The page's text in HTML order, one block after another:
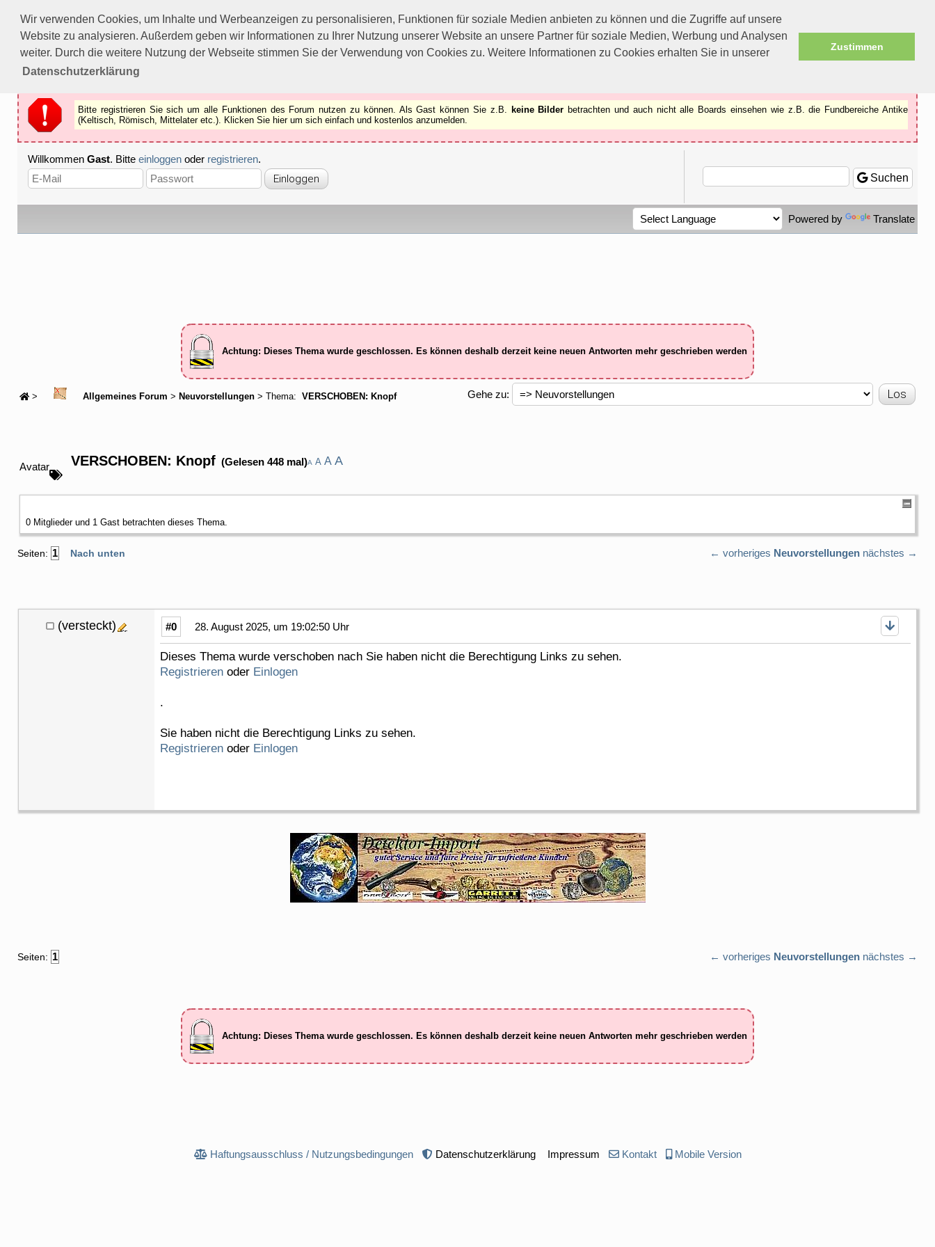
Wir verwenden Cookies, um Inhalte und Werbeanzeigen zu personalisieren, Funktionen für soziale Medien anbieten zu können und die Zugriffe auf unsere
Website zu analysieren. Außerdem geben wir Informationen zu Ihrer Nutzung unserer Website an unsere Partner für soziale Medien, Werbung und Analysen
weiter. Durch die weitere Nutzung der Webseite stimmen Sie der Verwendung von Cookies zu. Weitere Informationen zu Cookies erhalten Sie in unserer
Datenschutzerklärung
Zustimmen
Bitte registrieren Sie sich um alle Funktionen des Forums nutzen zu können.
Als Gast können Sie z.B.keine Bilderbetrachten.
Registrieren
Schliessen
Bitte registrieren Sie sich um alle Funktionen des Forum nutzen zu können. Als Gast können Sie z.B. keine Bilder betrachten und auch nicht alle Boards einsehen wie z.B. die Fundbereiche Antike
(Keltisch, Römisch, Mittelater etc.). Klicken Sie hier um sich einfach und kostenlos anzumelden.
Willkommen Gast. Bitte einloggen oder registrieren.
Suchen
Powered by Translate
Achtung: Dieses Thema wurde geschlossen. Es können deshalb derzeit keine neuen Antworten mehr geschrieben werden
> Allgemeines Forum > Neuvorstellungen > Thema: VERSCHOBEN: Knopf Gehe zu:
Avatar VERSCHOBEN: Knopf (Gelesen 448 mal)A A A A
0 Mitglieder und 1 Gast betrachten dieses Thema.
Seiten: 1 Nach unten ← vorheriges Neuvorstellungen nächstes →
(versteckt) #0 28. August 2025, um 19:02:50 Uhr
Dieses Thema wurde verschoben nach Sie haben nicht die Berechtigung Links zu sehen.
Registrieren oder Einlogen
.
Sie haben nicht die Berechtigung Links zu sehen.
Registrieren oder Einlogen
Seiten: 1 ← vorheriges Neuvorstellungen nächstes →
Achtung: Dieses Thema wurde geschlossen. Es können deshalb derzeit keine neuen Antworten mehr geschrieben werden
Haftungsausschluss / Nutzungsbedingungen Datenschutzerklärung Impressum Kontakt Mobile Version